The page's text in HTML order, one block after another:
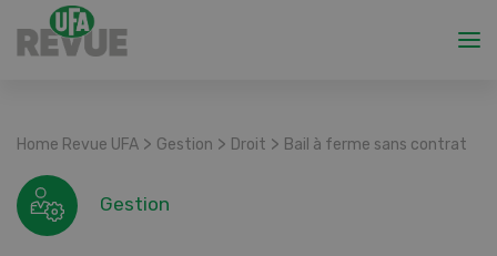
Home Revue UFA > Gestion > Droit > Bail à ferme sans contrat
Gestion